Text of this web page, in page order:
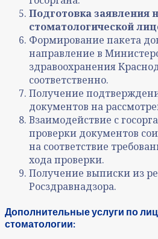
Подготовка заявления
стоматологической
Формирование пакета
направление в
здравоохранения
соответственно.
Получение
документов на
Взаимодействие с
проверки документов
на соответствие
хода проверки.
Получение выписки из
Росздравнадзора.
Дополнительные услуги по
стоматологии: